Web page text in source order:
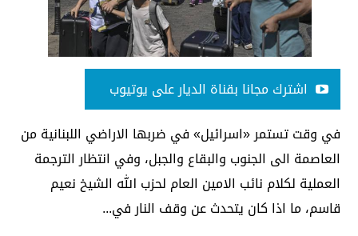
اشترك مجانا بقناة الديار على يوتيوب
في وقت تستمر «اسرائيل» في ضربها الاراضي اللبنانية من
العاصمة الى الجنوب والبقاع والجبل، وفي انتظار الترجمة
العملية لكلام نائب الامين العام لحزب الله الشيخ نعيم
قاسم، ما اذا كان يتحدث عن وقف النار في...